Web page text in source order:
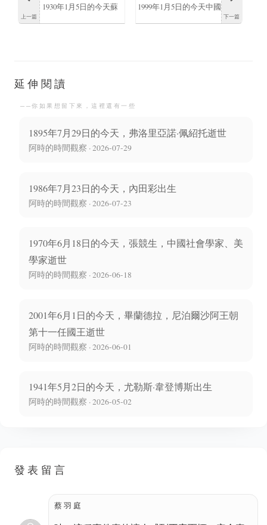
上一篇
1930年1月5日的今天蘇
體化政策
下一篇
1999年1月5日的今天中國
延伸閱讀
──你如果想留下來，這裡還有一些
1895年7月29日的今天，弗洛里亞諾·佩紹托逝世
阿時的時間觀察 · 2026-07-29
1986年7月23日的今天，內田彩出生
阿時的時間觀察 · 2026-07-23
1970年6月18日的今天，張競生，中國社會學家、美
學家逝世
阿時的時間觀察 · 2026-06-18
2001年6月1日的今天，畢蘭德拉，尼泊爾沙阿王朝
第十一任國王逝世
阿時的時間觀察 · 2026-06-01
1941年5月2日的今天，尤勒斯·韋登博斯出生
阿時的時間觀察 · 2026-05-02
發表留言
蔡羽庭